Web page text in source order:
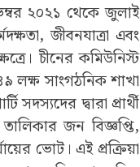
২০২১ থেকে জুলাই
জীবনযাত্রা এবং
চীনের কমিউনিস্ট
লক্ষ সাংগঠনিক শাখা
সদস্যদের দ্বারা প্রার্থী
জন বিজ্ঞপ্তি,
ভোট। এই প্রক্রিয়া